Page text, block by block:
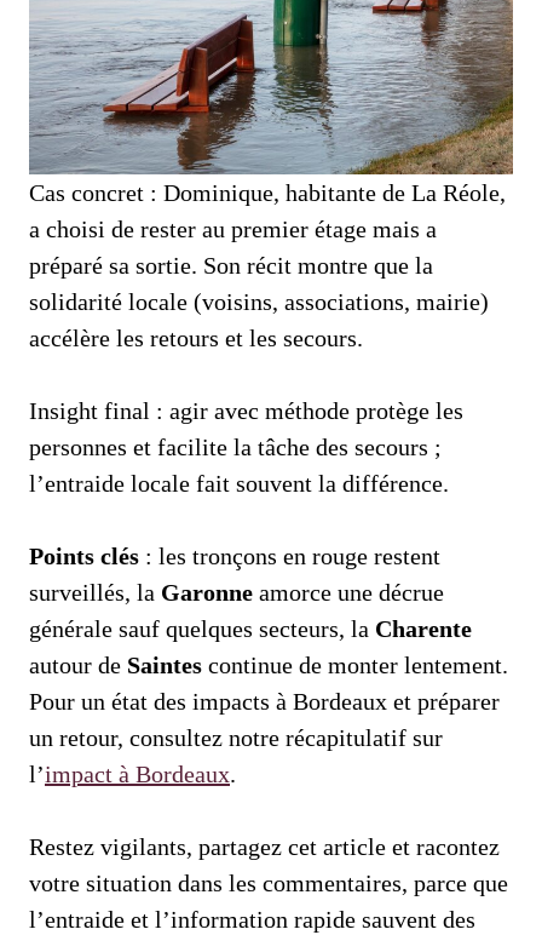
Cas concret : Dominique, habitante de La Réole,
a choisi de rester au premier étage mais a
préparé sa sortie. Son récit montre que la
solidarité locale (voisins, associations, mairie)
accélère les retours et les secours.
Insight final : agir avec méthode protège les
personnes et facilite la tâche des secours ;
l’entraide locale fait souvent la différence.
Points clés : les tronçons en rouge restent
surveillés, la Garonne amorce une décrue
générale sauf quelques secteurs, la Charente
autour de Saintes continue de monter lentement.
Pour un état des impacts à Bordeaux et préparer
un retour, consultez notre récapitulatif sur
l’impact à Bordeaux.
Restez vigilants, partagez cet article et racontez
votre situation dans les commentaires, parce que
l’entraide et l’information rapide sauvent des